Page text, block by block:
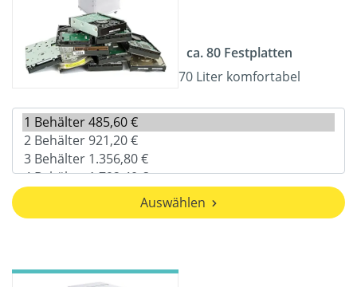
ca. 80 Festplatten
70 Liter komfortabel
Auswählen